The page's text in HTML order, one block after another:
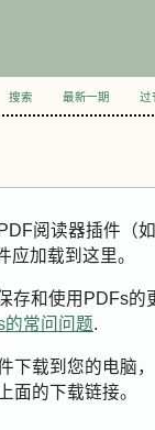
搜索 最新一期 过
阅读器插件（
应加载到这里。
存和使用PDFs
常问问题.
下载到您的电脑
面的下载链接。